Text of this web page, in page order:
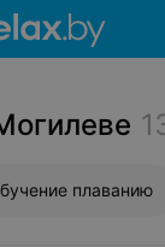
плаванию